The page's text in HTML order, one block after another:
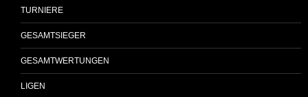
TURNIERE
GESAMTSIEGER
GESAMTWERTUNGEN
LIGEN